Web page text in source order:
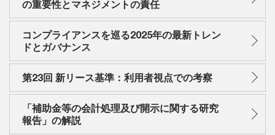
の重要性とマネジメントの責任
コンプライアンスを巡る2025年の最新トレン
ドとガバナンス
第23回 新リース基準：利用者視点での考察
「補助金等の会計処理及び開示に関する研究
報告」の解説